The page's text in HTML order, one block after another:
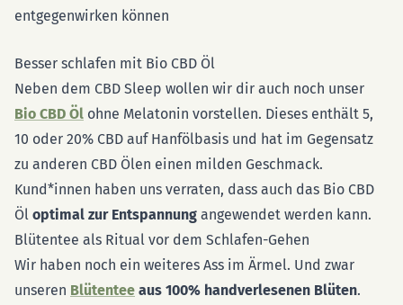
entgegenwirken können
Besser schlafen mit Bio CBD Öl
Neben dem CBD Sleep wollen wir dir auch noch unser
Bio CBD Öl ohne Melatonin vorstellen. Dieses enthält 5,
10 oder 20% CBD auf Hanfölbasis und hat im Gegensatz
zu anderen CBD Ölen einen milden Geschmack.
Kund*innen haben uns verraten, dass auch das Bio CBD
Öl optimal zur Entspannung angewendet werden kann.
Blütentee als Ritual vor dem Schlafen-Gehen
Wir haben noch ein weiteres Ass im Ärmel. Und zwar
unseren Blütentee aus 100% handverlesenen Blüten.